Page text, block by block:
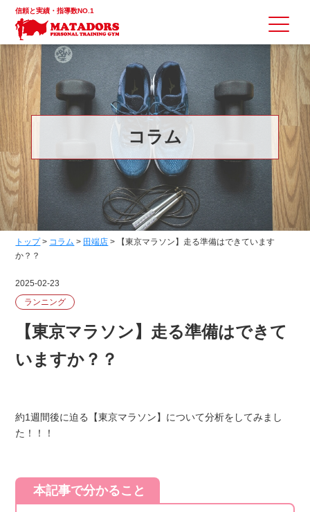
信頼と実績・指導数NO.1
コラム
トップ> コラム > 田端店 >
【東京マラソン】走る準備はできています
か？？
2025-02-23
ランニング
【東京マラソン】走る準備はできて
いますか？？
約1週間後に迫る【東京マラソン】について分析をしてみまし
た！！！
本記事で分かること